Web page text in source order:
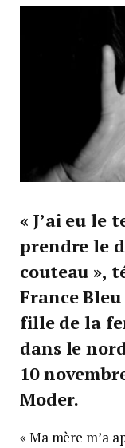
« J’ai eu le
prendre le
couteau »,
France
fille de la
dans le
10
Moder.
« Ma mère m’a